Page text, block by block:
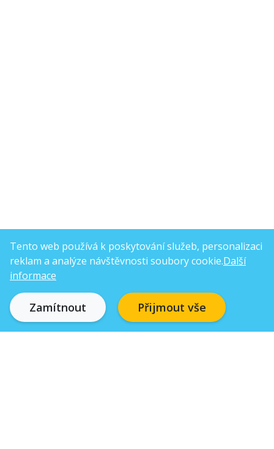
Tento web používá k poskytování služeb, personalizaci
reklam a analýze návštěvnosti soubory cookie.Další
informace
Zamítnout Přijmout vše